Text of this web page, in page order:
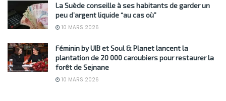
La Suède conseille à ses habitants de garder un
peu d’argent liquide “au cas où”
10 MARS 2026
Féminin by UIB et Soul & Planet lancent la
plantation de 20 000 caroubiers pour restaurer la
forêt de Sejnane
10 MARS 2026